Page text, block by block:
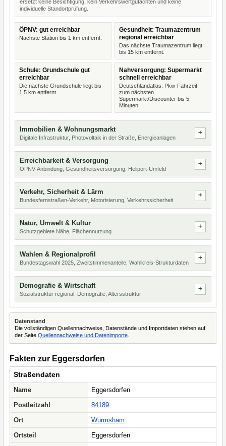
ersetzt keine Besichtigung, kein Verkehrswertgutachten und keine
individuelle Standortprüfung.
ÖPNV: gut erreichbar
Nächste Station bis 1 km entfernt.
Gesundheit: Traumazentrum
regional erreichbar
Das nächste Traumazentrum liegt
bis 15 km entfernt.
Schule: Grundschule gut
erreichbar
Die nächste Grundschule liegt bis
1,5 km entfernt.
Nahversorgung: Supermarkt
schnell erreichbar
Deutschlandatlas: Pkw-Fahrzeit
zum nächsten
Supermarkt/Discounter bis 5
Minuten.
Immobilien & Wohnungsmarkt
Digitale Infrastruktur, Photovoltaik in der Straße, Energieanlagen
Erreichbarkeit & Versorgung
ÖPNV-Anbindung, Gesundheitsversorgung, Heliport-Umfeld
Verkehr, Sicherheit & Lärm
Bundesfernstraßen-Verkehr, Motorisierung, Verkehrssicherheit
Natur, Umwelt & Kultur
Schutzgebiete Nähe, Flächennutzung
Wahlen & Regionalprofil
Bundestagswahl 2025, Zweitstimmenanteile, Wahlkreis-Strukturdaten
Demografie & Wirtschaft
Sozialstruktur regional, Demografie, Altersstruktur
Datenstand
Die vollständigen Quellennachweise, Datenstände und Importdaten stehen auf
der Seite Quellennachweise und Datenimporte
Fakten zur Eggersdorfen
Straßendaten
Name
Eggersdorfen
Postleitzahl
84189
Ort
Wurmsham
Ortsteil
Eggersdorfen